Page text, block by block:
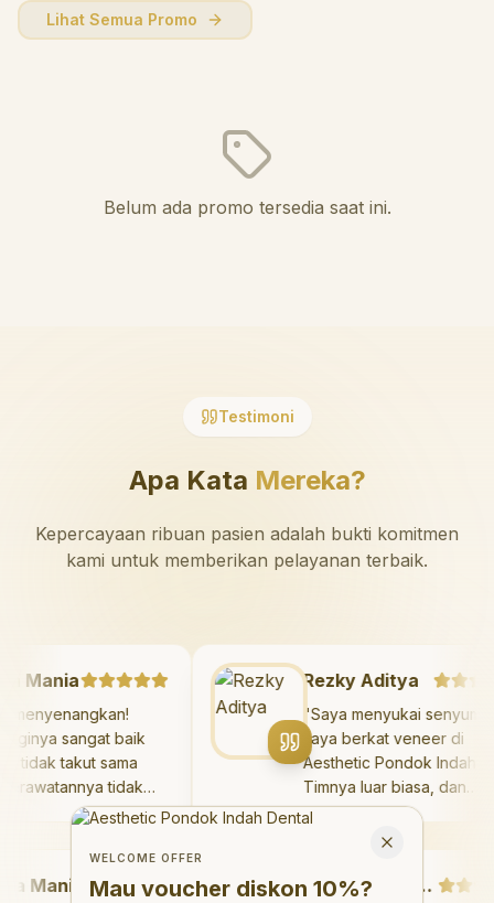
Lihat Semua Promo
Belum ada promo tersedia saat ini.
Testimoni
Apa Kata Mereka?
Kepercayaan ribuan pasien adalah bukti komitmen
kami untuk memberikan pelayanan terbaik.
Mania
menyenangkan!
giginya sangat baik
saya tidak takut sama
Perawatannya tidak
dan saya bisa bermain
suka pergi ke dokter
sekarang!
Rezky Aditya
"Saya menyukai
saya berkat veneer di
Aesthetic Pondok
Timnya luar biasa, dan
hasilnya melebihi
saya. Saya tersenyum
hari. "
Welcome Offer
Mau voucher diskon <strong>10%</strong>?
WELCOME OFFER
Mau voucher diskon 10%?
Close